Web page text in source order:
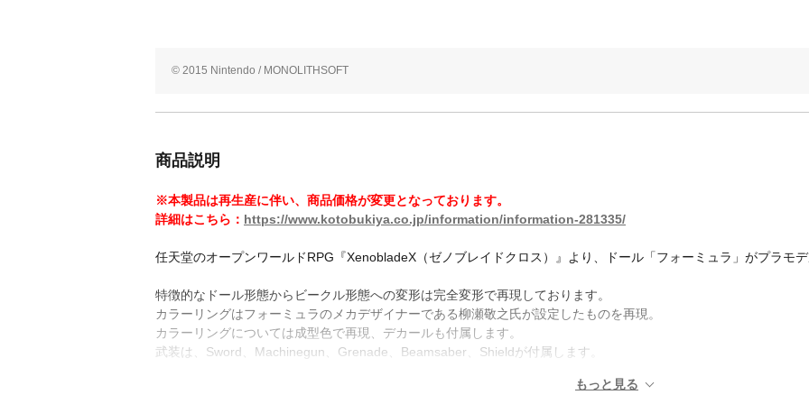
© 2015 Nintendo / MONOLITHSOFT
商品説明
※本製品は再生産に伴い、商品価格が変更となっております。
詳細はこちら： https://www.kotobukiya.co.jp/information/information-281335/
任天堂のオープンワールドRPG『XenobladeX（ゼノブレイドクロス）』より、ドール「フォーミュラ」がプラモデ
特徴的なドール形態からビークル形態への変形は完全変形で再現しております。
カラーリングはフォーミュラのメカデザイナーである柳瀬敬之氏が設定したものを再現。
カラーリングについては成型色で再現、デカールも付属します。
武装は、Sword、Machinegun、Grenade、Beamsaber、Shieldが付属します。